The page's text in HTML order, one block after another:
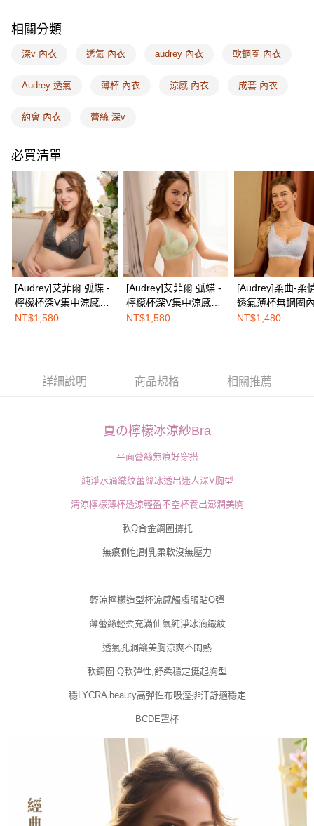
２．訂單成立數日內，您將收到繳費通知簡訊。
ATM／網路銀行／等多元方式進行付款，方視為交易完成。
購買商品的店家。未經商家同意取消之訂單仍視為有效，需透過AFTEE先享
後付繳納相關費用。
是否繳費成功／繳費後需取消欲退款等相關疑問，請聯繫「AFTEE先享後付
【注意事項】
易，需依本服務之必要範圍內提供個人資料，並將交易相關給付款項請求債
權轉讓予恩沛科技股份有限公司。
２．關於個人資料處理事宜，請瀏覽以下網址：
https://aftee.tw/terms/#terms3
３．未成年的使用者請事先徵得法定代理人或監護人之同意方可使用
「AFTEE先享後付」，若未經同意申辦者引起之損失，本公司不負相關責
任。
４．使用「AFTEE先享後付」時，將依據個別帳號之用戶狀況，依本公司即
時審查核予不同之上限額度；若仍有額度不足之情形，本公司將視審查結果
請求用戶進行身份認證。
５．嚴禁一人註冊多個帳號或使用他人資訊註冊。若發現惡意使用之情形，
恩沛科技股份有限公司將有權停止該用戶之使用額度並採取法律行動。
每筆NT$100，滿NT$1,500(含以上)免運費
7-11取付
每筆NT$100，滿NT$1,500(含以上)免運費
每筆NT$100，滿NT$1,500(含以上)免運費
宅配
每筆NT$100，滿NT$1,500(含以上)免運費
EASY SHOP門市速取
免運費
海外配送 查看運費
相關分類
深v 內衣 透氣 內衣 audrey 內衣 軟鋼圈 內衣
Audrey 透氣 薄杯 內衣 涼感 內衣 成套 內衣
約會 內衣 蕾絲 深v
必買清單
[Audrey]艾菲爾 弧蝶 -
檸檬杯深V集中涼感薄
杯透氣軟鋼圈內衣-可
NT$1,580
[Audrey]艾菲爾 弧蝶 -
檸檬杯深V集中涼感薄
杯透氣軟鋼圈內衣-薄
NT$1,580
[Audrey]柔曲-柔
透氣薄杯無鋼圈
(經典美背式)-高
NT$1,480
詳細說明 商品規格 相關推薦
夏の檸檬冰涼紗Bra
平面蕾絲無痕好穿搭
純淨水滴織紋蕾絲冰透出迷人深V胸型
清涼檸檬薄杯透涼輕盈不空杯養出澎潤美胸
軟Q合金鋼圈撐托
無痕側包副乳柔軟沒無壓力
輕涼檸檬造型杯涼感觸膚服貼Q彈
薄蕾絲輕柔充滿仙氣純淨冰滴織紋
透氣孔洞讓美胸涼爽不悶熱
軟鋼圈 Q軟彈性,舒柔穩定挺起胸型
穩LYCRA beauty高彈性布吸溼排汗舒適穩定
BCDE罩杯